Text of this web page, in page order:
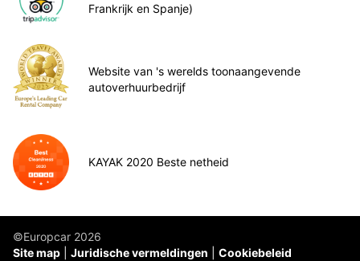
Frankrijk en Spanje)
Website van 's werelds toonaangevende
autoverhuurbedrijf
KAYAK 2020 Beste netheid
©Europcar 2026
Site map
Juridische vermeldingen Cookiebeleid